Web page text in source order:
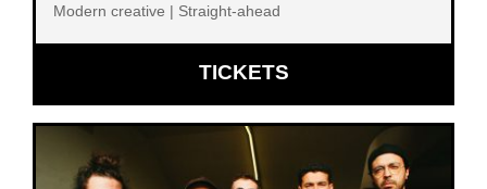
Modern creative | Straight-ahead
TICKETSOPENT
IN
VENSTER